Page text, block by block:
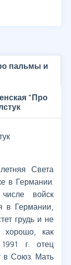
пальмы и
"Про
Света
в Германии.
войск
в Германии,
грудь и не
хорошо, как
г. отец
в Союз. Мать